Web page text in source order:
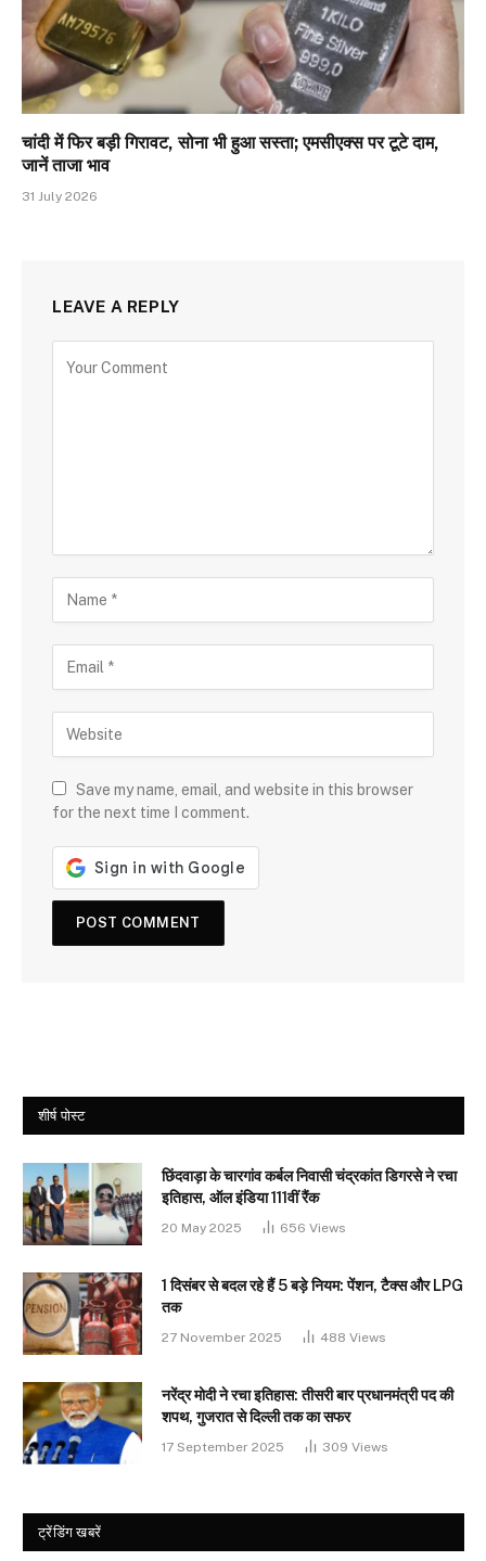
चांदी में फिर बड़ी गिरावट, सोना भी हुआ सस्ता; एमसीएक्स पर टूटे दाम,
जानें ताजा भाव
31 July 2026
LEAVE A REPLY
Save my name, email, and website in this browser
for the next time I comment.
शीर्ष पोस्ट
छिंदवाड़ा के चारगांव कर्बल निवासी चंद्रकांत डिगरसे ने रचा
इतिहास, ऑल इंडिया 111वीं रैंक
20 May 2025 656 Views
1 दिसंबर से बदल रहे हैं 5 बड़े नियम: पेंशन, टैक्स और LPG
तक
27 November 2025 488 Views
नरेंद्र मोदी ने रचा इतिहास: तीसरी बार प्रधानमंत्री पद की
शपथ, गुजरात से दिल्ली तक का सफर
17 September 2025 309 Views
ट्रेंडिंग खबरें